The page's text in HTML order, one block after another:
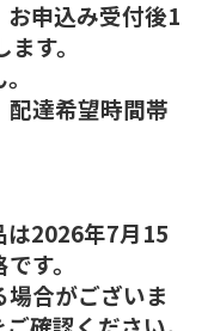
お申込み受付後1
す。
達希望時間帯
2026年7月15
す。
合がございま